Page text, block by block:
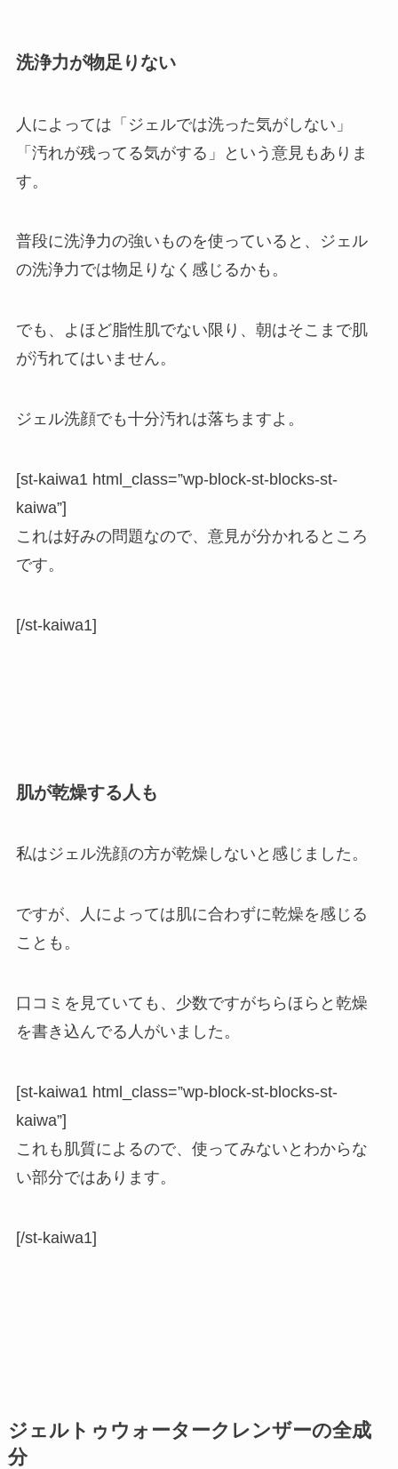
洗浄力が物足りない
人によっては「 ジェルでは洗った気がしない 」
「 汚れが残ってる気がする 」という意見もありま
す。
普段に洗浄力の強いものを使っていると、ジェル
の洗浄力では物足りなく感じるかも。
でも、よほど脂性肌でない限り、朝はそこまで肌
が汚れてはいません。
ジェル洗顔でも十分汚れは落ちますよ。
[st-kaiwa1 html_class=”wp-block-st-blocks-st-
kaiwa”]
これは好みの問題なので、意見が分かれるところ
です。
[/st-kaiwa1]
肌が乾燥する人も
私はジェル洗顔の方が乾燥しないと感じました。
ですが、
人によっては肌に合わずに乾燥を感じる
ことも 。
口コミを見ていても、少数ですがちらほらと乾燥
を書き込んでる人がいました。
[st-kaiwa1 html_class=”wp-block-st-blocks-st-
kaiwa”]
これも肌質によるので、使ってみないとわからな
い部分ではあります。
[/st-kaiwa1]
ジェルトゥウォータークレンザーの全成
分